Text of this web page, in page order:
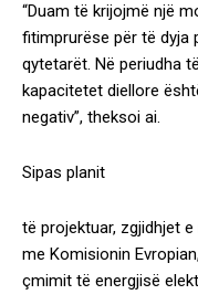
“Duam të krijojmë një
fitimprurëse për të dyja
qytetarët. Në periudha
kapacitetet diellore
negativ”, theksoi ai.
Sipas planit
të projektuar, zgjidhjet
me Komisionin
çmimit të energjisë